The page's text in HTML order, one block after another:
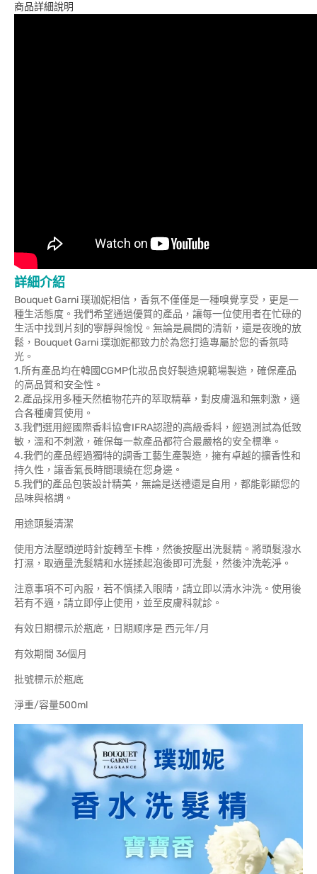
商品詳細說明
詳細介紹
Bouquet Garni 璞珈妮相信，香氛不僅僅是一種嗅覺享受，更是一
種生活態度。我們希望通過優質的產品，讓每一位使用者在忙碌的
生活中找到片刻的寧靜與愉悅。無論是晨間的清新，還是夜晚的放
鬆，Bouquet Garni 璞珈妮都致力於為您打造專屬於您的香氛時
光。
1.所有產品均在韓國CGMP化妝品良好製造規範場製造，確保產品
的高品質和安全性。
2.產品採用多種天然植物花卉的萃取精華，對皮膚溫和無刺激，適
合各種膚質使用。
3.我們選用經國際香料協會IFRA認證的高級香料，經過測試為低致
敏，溫和不刺激，確保每一款產品都符合最嚴格的安全標準。
4.我們的產品經過獨特的調香工藝生產製造，擁有卓越的擴香性和
持久性，讓香氣長時間環繞在您身邊。
5.我們的產品包裝設計精美，無論是送禮還是自用，都能彰顯您的
品味與格調。
用途頭髮清潔
使用方法壓頭逆時針旋轉至卡榫，然後按壓出洗髮精。將頭髮潑水
打濕，取適量洗髮精和水搓揉起泡後即可洗髮，然後沖洗乾淨。
注意事項不可內服，若不慎揉入眼睛，請立即以清水沖洗。使用後
若有不適，請立即停止使用，並至皮膚科就診。
有效日期標示於瓶底，日期顺序是 西元年/月
有效期間 36個月
批號標示於瓶底
淨重/容量500ml